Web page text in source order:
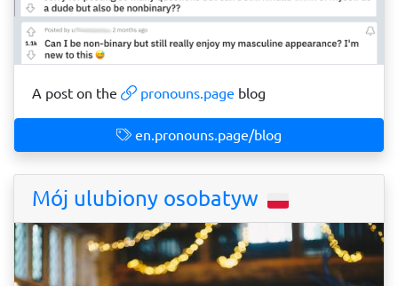
A post on the pronouns.page blog
en.pronouns.page/blog
Mój ulubiony osobatyw